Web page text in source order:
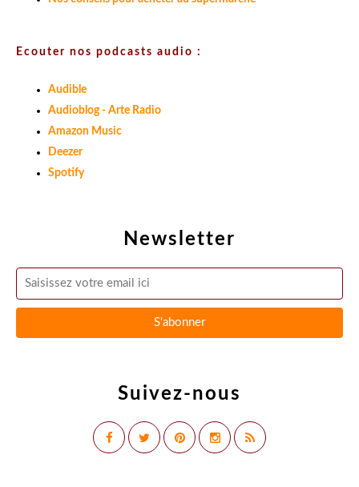
Newsletter
Suivez-nous
Ecouter nos podcasts audio :
Audible
Audioblog - Arte Radio
Amazon Music
Deezer
Spotify